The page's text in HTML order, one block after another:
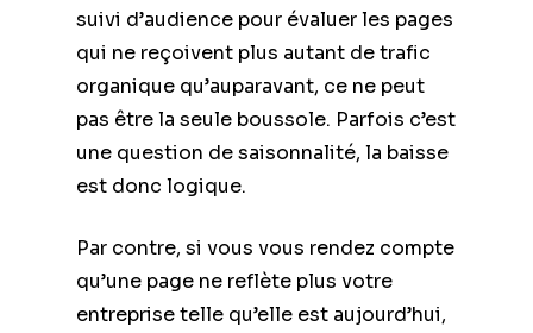
suivi d’audience pour évaluer les pages
qui ne reçoivent plus autant de trafic
organique qu’auparavant, ce ne peut
pas être la seule boussole. Parfois c’est
une question de saisonnalité, la baisse
est donc logique.
Par contre, si vous vous rendez compte
qu’une page ne reflète plus votre
entreprise telle qu’elle est aujourd’hui,